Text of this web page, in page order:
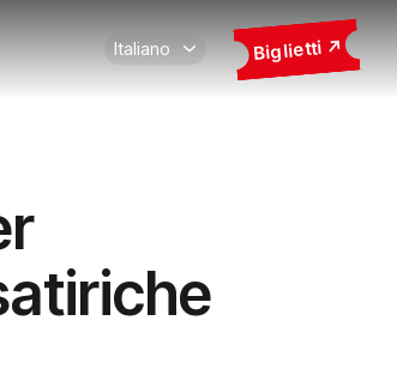
Biglietti